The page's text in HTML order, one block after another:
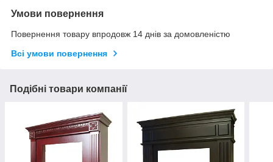
Умови повернення
Повернення товару впродовж 14 днів за домовленістю
Всі умови повернення
Подібні товари компанії